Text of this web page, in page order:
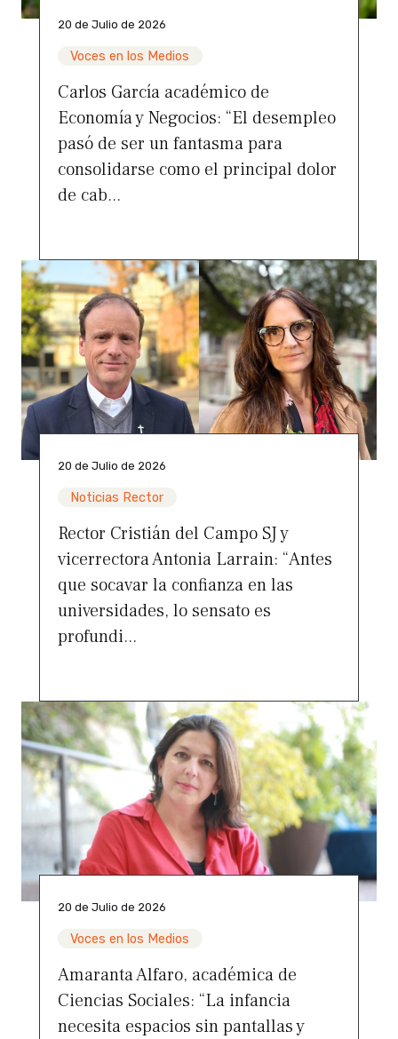
20 de Julio de 2026
Voces en los Medios
Carlos García académico de
Economía y Negocios: “El desempleo
pasó de ser un fantasma para
consolidarse como el principal dolor
de cab...
20 de Julio de 2026
Noticias Rector
Rector Cristián del Campo SJ y
vicerrectora Antonia Larrain: “Antes
que socavar la confianza en las
universidades, lo sensato es
profundi...
20 de Julio de 2026
Voces en los Medios
Amaranta Alfaro, académica de
Ciencias Sociales: “La infancia
necesita espacios sin pantallas y